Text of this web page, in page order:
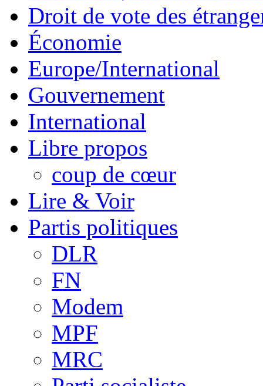
Droit de vote des
Économie
Europe/International
Gouvernement
International
Libre propos
coup de cœur
Lire & Voir
Partis politiques
DLR
FN
Modem
MPF
MRC